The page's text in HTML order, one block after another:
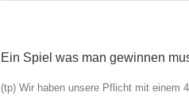
Ein Spiel was man gewinnen
(tp) Wir haben unsere Pflicht mit einem